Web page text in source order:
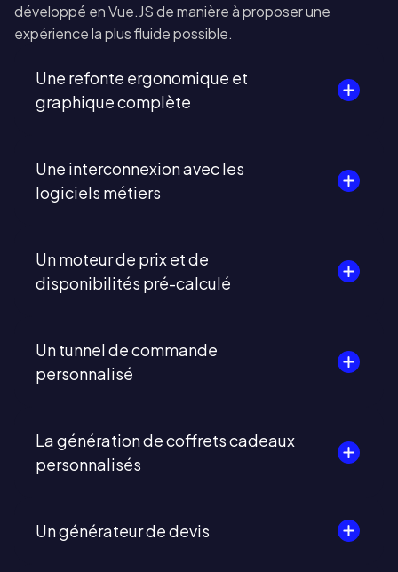
développé en Vue.JS de manière à proposer une
expérience la plus fluide possible.
Une refonte ergonomique et
graphique complète
Une interconnexion avec les
logiciels métiers
Un moteur de prix et de
disponibilités pré-calculé
Un tunnel de commande
personnalisé
La génération de coffrets cadeaux
personnalisés
Un générateur de devis